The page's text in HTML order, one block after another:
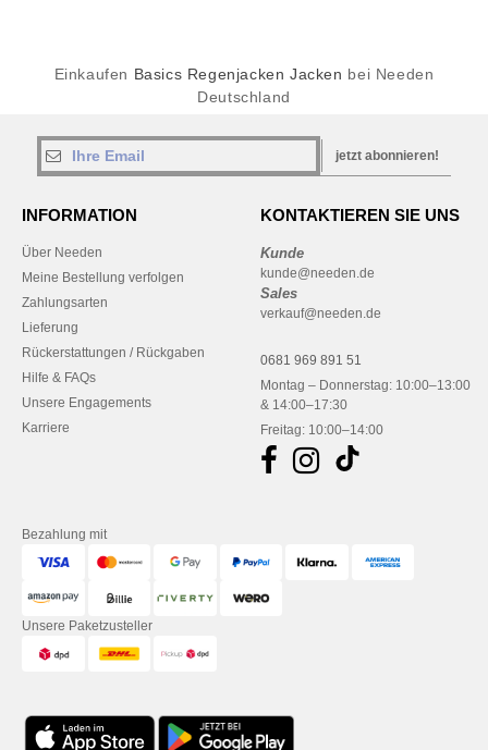
Einkaufen Basics Regenjacken Jacken bei Needen
Deutschland
jetzt abonnieren!
INFORMATION
Über Needen
Meine Bestellung verfolgen
Zahlungsarten
Lieferung
Rückerstattungen / Rückgaben
Hilfe & FAQs
Unsere Engagements
Karriere
KONTAKTIEREN SIE UNS
Kunde
kunde@needen.de
Sales
verkauf@needen.de
0681 969 891 51
Montag – Donnerstag: 10:00–13:00
& 14:00–17:30
Freitag: 10:00–14:00
Bezahlung mit
Unsere Paketzusteller